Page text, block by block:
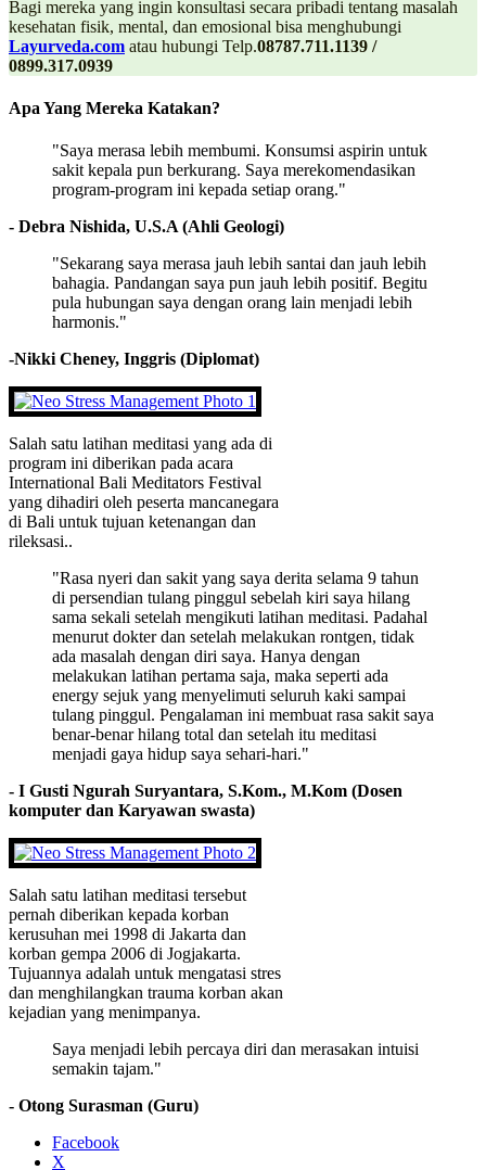
Bagi mereka yang ingin konsultasi secara pribadi tentang masalah
kesehatan fisik, mental, dan emosional bisa menghubungi
Layurveda.com atau hubungi Telp.08787.711.1139 /
0899.317.0939
Apa Yang Mereka Katakan?
"Saya merasa lebih membumi. Konsumsi aspirin untuk
sakit kepala pun berkurang. Saya merekomendasikan
program-program ini kepada setiap orang."
- Debra Nishida, U.S.A (Ahli Geologi)
"Sekarang saya merasa jauh lebih santai dan jauh lebih
bahagia. Pandangan saya pun jauh lebih positif. Begitu
pula hubungan saya dengan orang lain menjadi lebih
harmonis."
-Nikki Cheney, Inggris (Diplomat)
Salah satu latihan meditasi yang ada di
program ini diberikan pada acara
International Bali Meditators Festival
yang dihadiri oleh peserta mancanegara
di Bali untuk tujuan ketenangan dan
rileksasi..
"Rasa nyeri dan sakit yang saya derita selama 9 tahun
di persendian tulang pinggul sebelah kiri saya hilang
sama sekali setelah mengikuti latihan meditasi. Padahal
menurut dokter dan setelah melakukan rontgen, tidak
ada masalah dengan diri saya. Hanya dengan
melakukan latihan pertama saja, maka seperti ada
energy sejuk yang menyelimuti seluruh kaki sampai
tulang pinggul. Pengalaman ini membuat rasa sakit saya
benar-benar hilang total dan setelah itu meditasi
menjadi gaya hidup saya sehari-hari."
- I Gusti Ngurah Suryantara, S.Kom., M.Kom (Dosen
komputer dan Karyawan swasta)
Salah satu latihan meditasi tersebut
pernah diberikan kepada korban
kerusuhan mei 1998 di Jakarta dan
korban gempa 2006 di Jogjakarta.
Tujuannya adalah untuk mengatasi stres
dan menghilangkan trauma korban akan
kejadian yang menimpanya.
Saya menjadi lebih percaya diri dan merasakan intuisi
semakin tajam."
- Otong Surasman (Guru)
Facebook
X